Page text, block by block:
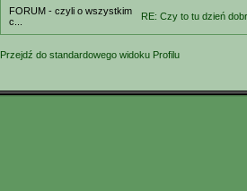
FORUM - czyli o wszystkim
c...
RE: Czy to tu dzień
Przejdź do standardowego widoku Profilu